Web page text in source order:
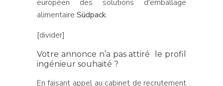
européen des solutions d'emballage
alimentaire Südpack.
[divider]
Votre annonce n’a pas attiré le profil
ingénieur souhaité ?
En faisant appel au cabinet de recrutement